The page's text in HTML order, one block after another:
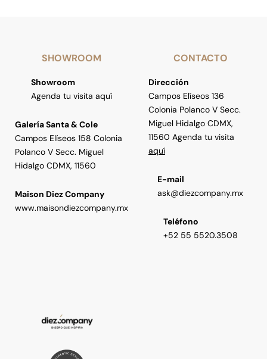
SHOWROOM
Showroom
Agenda tu visita aquí
Galería Santa & Cole
Campos Elíseos 158 Colonia
Polanco V Secc. Miguel
Hidalgo CDMX, 11560
Maison Diez Company
www.maisondiezcompany.mx
CONTACTO
Dirección
Campos Elíseos 136
Colonia Polanco V Secc.
Miguel Hidalgo CDMX,
11560 Agenda tu visita
aquí
E-mail
ask@diezcompany.mx
Teléfono
+52 55 5520.3508